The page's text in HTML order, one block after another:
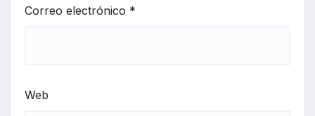
Correo electrónico *
Web